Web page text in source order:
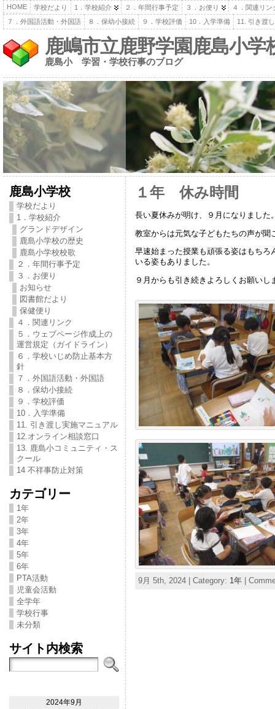
HOME 学校だより 1．学校紹介 ２．年間行事予定 ３．お便り
４．関連リン
７．外国語活動・外国語
８．保幼小接続 ９．学校評価 10．入学準備 11. 引き渡
鹿嶋市立鹿野学園鹿島小学
鹿島小 学習・学校行事のブログ
鹿島小学校
学校だより
1．学校紹介
グランドデザイン
鹿島小学校の歴史
鹿島小学校校歌
２．年間行事予定
３．お便り
お知らせ
図書館だより
保健便り
４．関連リンク
５．ウェブページ作成上の
運営規定（ガイドライン）
６．学校いじめ防止基本方
針
７．外国語活動・外国語
８．保幼小接続
９．学校評価
10．入学準備
11. 引き渡し実施マニュアル
12.オンライン相談窓口
13. 鹿島小コミュニティ・ス
クール
14 不祥事防止対策
カテゴリー
1年
2年
3年
4年
5年
6年
PTA活動
児童会活動
全学年
学校行事
未分類
サイト内検索
2024年9月
１年 休み時間
長い夏休みが明け、９月になりました
教室からは元気な子どもたちの声が聞
早速始まった授業も頑張る姿はもち
いる姿もありました。
９月からも引き続きよろしくお願いし
9月 5th, 2024 | Category: 1年|